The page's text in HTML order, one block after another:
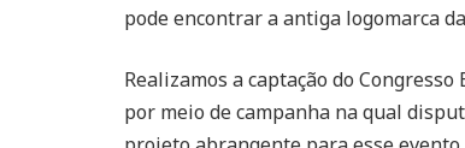
pode encontrar a antiga logomarca
Realizamos a captação do
por meio de campanha na qual